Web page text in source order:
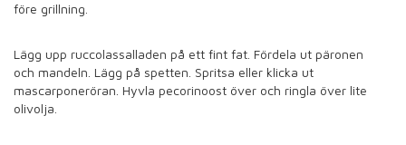
före grillning.
Lägg upp ruccolassalladen på ett fint fat. Fördela ut päronen
och mandeln. Lägg på spetten. Spritsa eller klicka ut
mascarponeröran. Hyvla pecorinoost över och ringla över lite
olivolja.